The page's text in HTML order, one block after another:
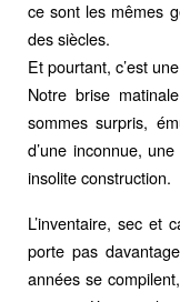
ce sont les mêmes
des siècles.
Et pourtant, c’est
Notre brise
sommes surpris,
d’une inconnue,
insolite construction.
L’inventaire, sec et
porte pas
années se